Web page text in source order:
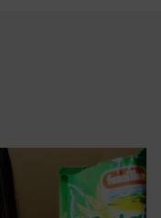
燕麥奶大剖
包還有餅乾，